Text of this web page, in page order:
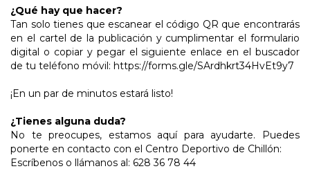
¿Qué hay que hacer?
Tan solo tienes que escanear el código QR que encontrarás
en el cartel de la publicación y cumplimentar el formulario
digital o copiar y pegar el siguiente enlace en el buscador
de tu teléfono móvil: https://forms.gle/SArdhkrt34HvEt9y7
¡En un par de minutos estará listo!
¿Tienes alguna duda?
No te preocupes, estamos aquí para ayudarte. Puedes
ponerte en contacto con el Centro Deportivo de Chillón:
Escríbenos o llámanos al: ⁠628 36 78 44⁠